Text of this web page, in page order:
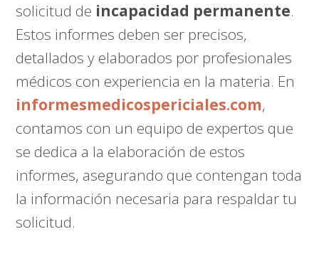
solicitud de incapacidad permanente.
Estos informes deben ser precisos,
detallados y elaborados por profesionales
médicos con experiencia en la materia. En
informesmedicospericiales.com,
contamos con un equipo de expertos que
se dedica a la elaboración de estos
informes, asegurando que contengan toda
la información necesaria para respaldar tu
solicitud.